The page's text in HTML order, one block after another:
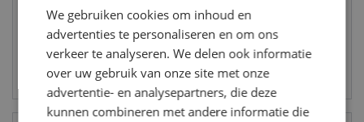
Bekijk product Bekijk product
We gebruiken cookies om inhoud en
advertenties te personaliseren en om ons
verkeer te analyseren. We delen ook informatie
over uw gebruik van onze site met onze
advertentie- en analysepartners, die deze
kunnen combineren met andere informatie die